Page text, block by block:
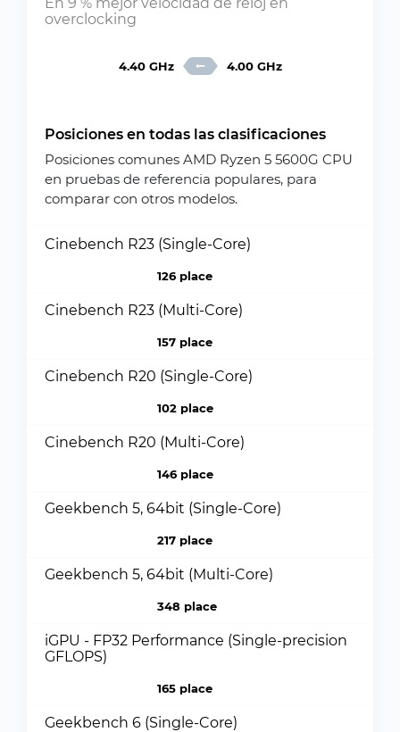
overclocking
4.40 GHz 4.00 GHz
Posiciones en todas las clasificaciones
Posiciones comunes AMD Ryzen 5 5600G CPU
en pruebas de referencia populares, para
comparar con otros modelos.
Cinebench R23 (Single-Core)
126 place
Cinebench R23 (Multi-Core)
157 place
Cinebench R20 (Single-Core)
102 place
Cinebench R20 (Multi-Core)
146 place
Geekbench 5, 64bit (Single-Core)
217 place
Geekbench 5, 64bit (Multi-Core)
348 place
iGPU - FP32 Performance (Single-precision
GFLOPS)
165 place
Geekbench 6 (Single-Core)